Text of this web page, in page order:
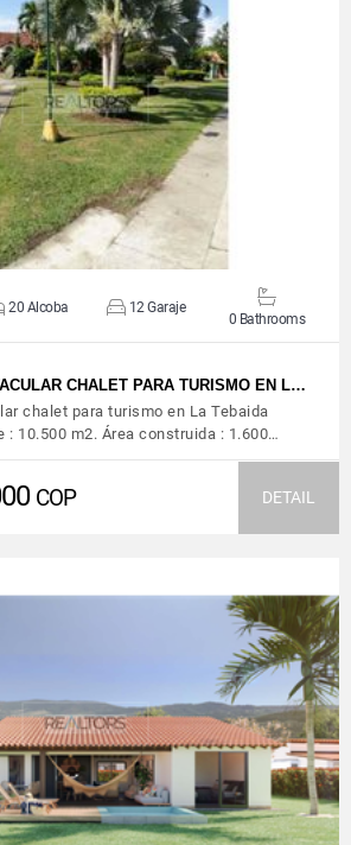
VIEW DETAILS
20 Alcoba 12 Garaje
0 Bathrooms
CHALET PARA TURISMO EN L…
chalet para turismo en La Tebaida
: 10.500 m2. Área construida : 1.600…
COP DETAIL
VIEW DETAILS